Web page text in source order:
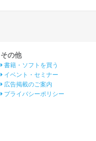
その他
書籍・ソフトを買う
イベント・セミナー
広告掲載のご案内
プライバシーポリシー